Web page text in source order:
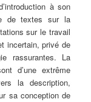
à son
de textes sur la
sur le travail
incertain, privé de
rassurantes. La
d’une extrême
la description,
sa conception de